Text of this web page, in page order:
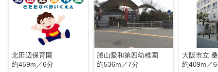
北田辺保育園
約459m／6分
勝山愛和第四幼稚園
約536m／7分
大阪市立
約409m／